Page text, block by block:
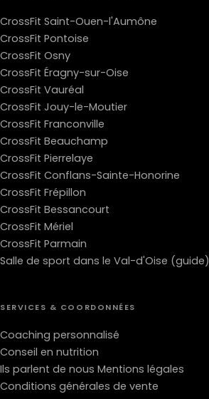
CrossFit Saint-Ouen-l'Aumône
CrossFit Pontoise
CrossFit Osny
CrossFit Éragny-sur-Oise
CrossFit Vauréal
CrossFit Jouy-le-Moutier
CrossFit Franconville
CrossFit Beauchamp
CrossFit Pierrelaye
CrossFit Conflans-Sainte-Honorine
CrossFit Frépillon
CrossFit Bessancourt
CrossFit Mériel
CrossFit Parmain
Salle de sport dans le Val-d'Oise (guide)
SERVICES & COORDONNÉES
Coaching personnalisé
Conseil en nutrition
Ils parlent de nous Mentions légales
Conditions générales de vente